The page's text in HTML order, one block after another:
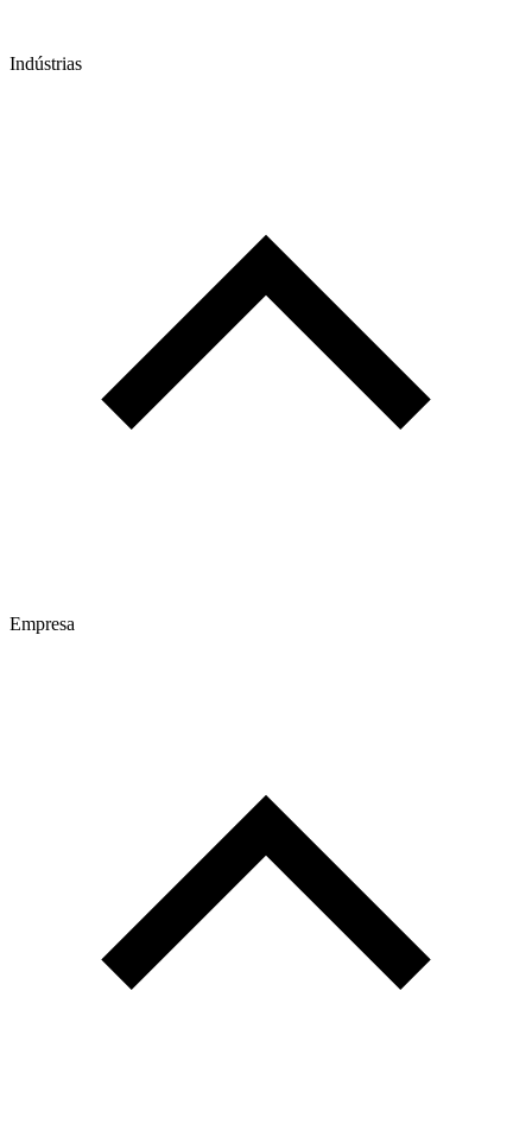
Indústrias
Empresa